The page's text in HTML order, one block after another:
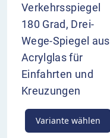
Verkehrsspiegel
180 Grad, Drei-
Wege-Spiegel aus
Acrylglas für
Einfahrten und
Kreuzungen
Variante wählen